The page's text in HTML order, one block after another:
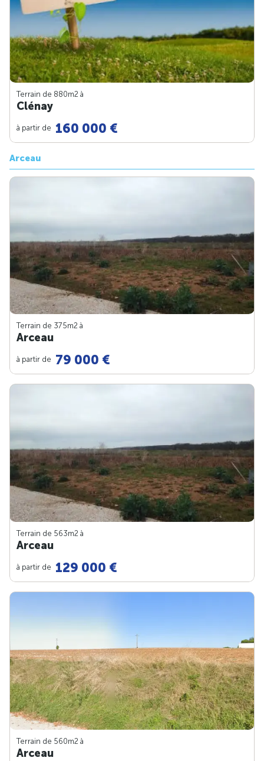
Terrain de 880m2 à
Clénay
à partir de 160 000 €
Arceau
Terrain de 375m2 à
Arceau
à partir de 79 000 €
Terrain de 563m2 à
Arceau
à partir de 129 000 €
Terrain de 560m2 à
Arceau